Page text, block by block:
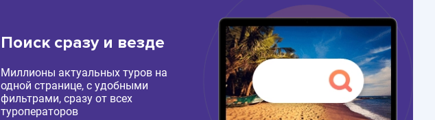
Поиск сразу и везде
Миллионы актуальных туров на
одной странице, с удобными
фильтрами, сразу от всех
туроператоров